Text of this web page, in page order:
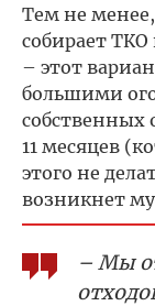
Тем не
собирает ТКО
– этот
большими
собственных
11 месяцев
этого не
возникнет
– Мы